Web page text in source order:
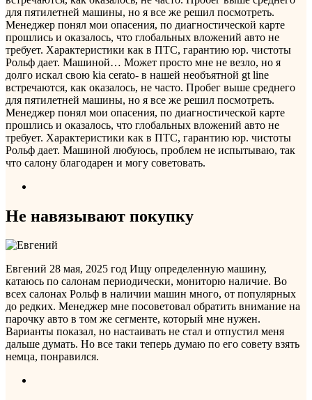
для пятилетней машины, но я все же решил посмотреть.
Менеджер понял мои опасения, по диагностической карте
прошлись и оказалось, что глобальных вложений авто не
требует. Характеристики как в ПТС, гарантию юр. чистоты
Рольф дает. Машиной… Может просто мне не везло, но я
долго искал свою kia cerato- в нашей необъятной gt line
встречаются, как оказалось, не часто. Пробег выше среднего
для пятилетней машины, но я все же решил посмотреть.
Менеджер понял мои опасения, по диагностической карте
прошлись и оказалось, что глобальных вложений авто не
требует. Характеристики как в ПТС, гарантию юр. чистоты
Рольф дает. Машиной любуюсь, проблем не испытываю, так
что салону благодарен и могу советовать.
Не навязывают покупку
Евгений 28 мая, 2025 год Ищу определенную машину,
катаюсь по салонам периодически, мониторю наличие. Во
всех салонах Рольф в наличии машин много, от популярных
до редких. Менеджер мне посоветовал обратить внимание на
парочку авто в том же сегменте, который мне нужен.
Варианты показал, но настаивать не стал и отпустил меня
дальше думать. Но все таки теперь думаю по его совету взять
немца, понравился.